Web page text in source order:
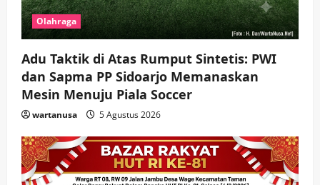
Olahraga
Adu Taktik di Atas Rumput Sintetis: PWI
dan Sapma PP Sidoarjo Memanaskan
Mesin Menuju Piala Soccer
wartanusa 5 Agustus 2026